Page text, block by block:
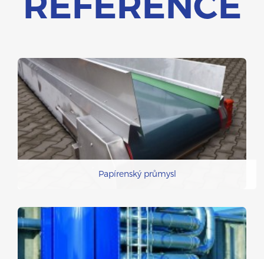
Papírenský průmysl